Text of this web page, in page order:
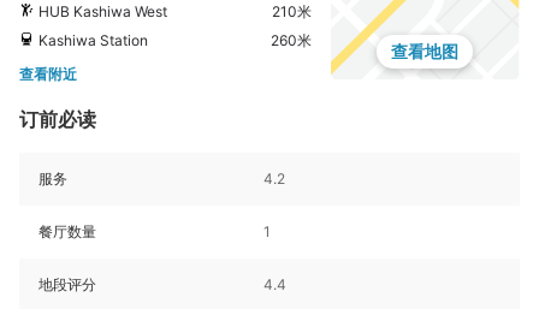
HUB Kashiwa West
210米
Kashiwa Station
260米
查看附近
查看地图
订前必读
服务 4.2
餐厅数量 1
地段评分 4.4